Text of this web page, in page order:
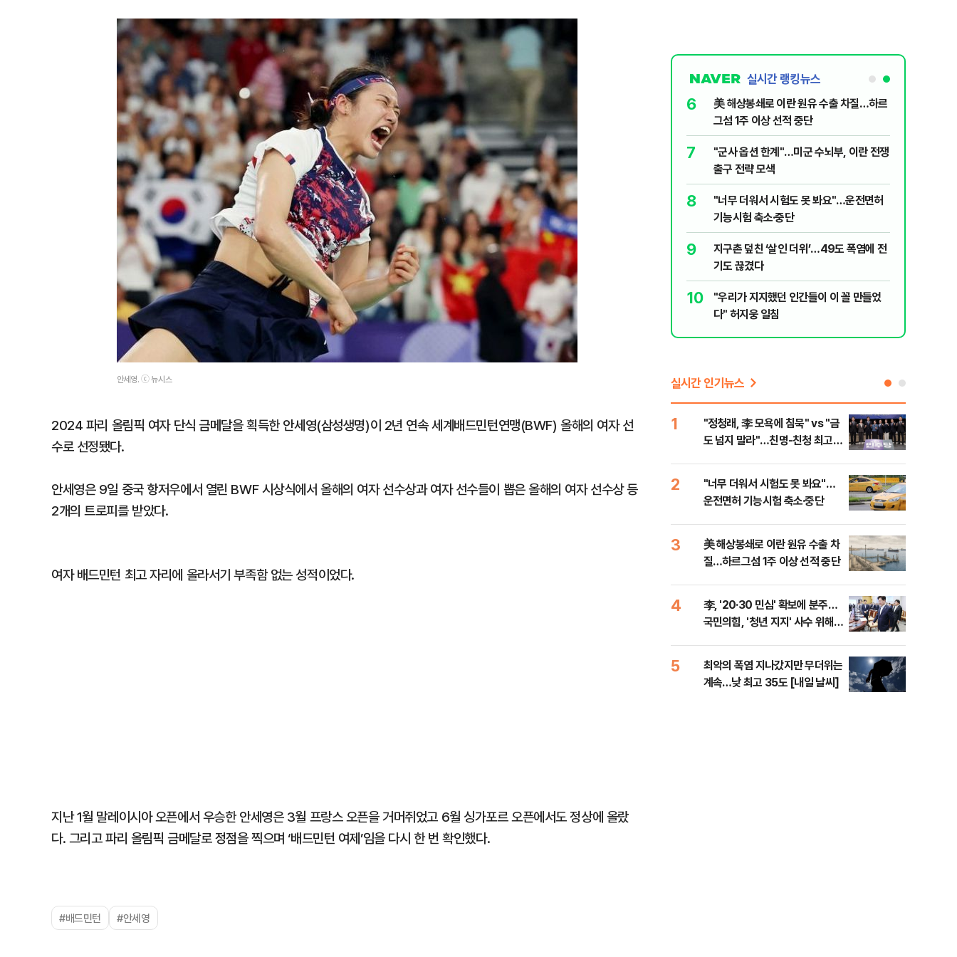
안세영. ⓒ 뉴시스
2024 파리 올림픽 여자 단식 금메달을 획득한 안세영(삼성생명)이 2년 연속 세계배드민턴연맹(BWF) 올해의 여자 선
수로 선정됐다.
안세영은 9일 중국 항저우에서 열린 BWF 시상식에서 올해의 여자 선수상과 여자 선수들이 뽑은 올해의 여자 선수상 등
2개의 트로피를 받았다.
여자 배드민턴 최고 자리에 올라서기 부족함 없는 성적이었다.
지난 1월 말레이시아 오픈에서 우승한 안세영은 3월 프랑스 오픈을 거머쥐었고 6월 싱가포르 오픈에서도 정상에 올랐
다. 그리고 파리 올림픽 금메달로 정점을 찍으며 ‘배드민턴 여제’임을 다시 한 번 확인했다.
#배드민턴 #안세영
실시간 랭킹뉴스
"숙련된 모습" 통영 60대女 살인사건, 미
2
신동엽의 ‘농담’으로 드러난 대학로에 대한
‘대중적 편견’ [이슈]
3
‘탄약 고갈 보도’에 격노한 트럼프 “유출자
색출하라”
4
"정청래, 李 모욕에 침묵" vs "금도 넘지
말라"…친명-친청 최고위원 후보, 제주서
격돌
강원 동해안 '물폭탄'…도로 침수·피서객
고립
6
美 해상봉쇄로 이란 원유 수출 차질…하르
그섬 1주 이상 선적 중단
7
"군사 옵션 한계"…미군 수뇌부, 이란 전쟁
출구 전략 모색
8
"너무 더워서 시험도 못 봐요"…운전면허
기능시험 축소·중단
9
지구촌 덮친 ‘살인 더위’…49도 폭염에 전
기도 끊겼다
10
"우리가 지지했던 인간들이 이 꼴 만들었
다" 허지웅 일침
실시간 인기뉴스
1
"정청래, 李 모욕에 침묵" vs "금
도 넘지 말라"…친명-친청 최고위
2
"너무 더워서 시험도 못 봐요"…
운전면허 기능시험 축소·중단
3
美 해상봉쇄로 이란 원유 수출 차
질…하르그섬 1주 이상 선적 중단
4
李, '20·30 민심' 확보에 분주…
국민의힘, '청년 지지' 사수 위해
5
최악의 폭염 지나갔지만 무더위는
계속…낮 최고 35도 [내일 날씨]